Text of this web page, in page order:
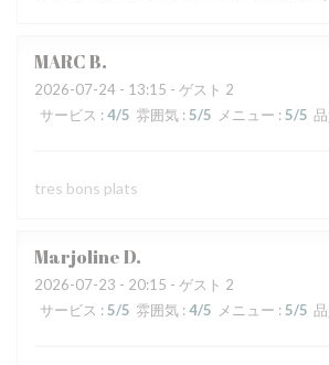
MARCB
2026-07-24 - 13:15 - ゲスト 2
サービス : 4/5 雰囲気 : 5/5 メニュー : 5/5
tres bons plats
MarjolineD
2026-07-23 - 20:15 - ゲスト 2
サービス : 5/5 雰囲気 : 4/5 メニュー : 5/5